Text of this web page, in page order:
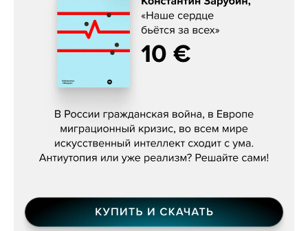
Константин Зарубин, «Наше сердце